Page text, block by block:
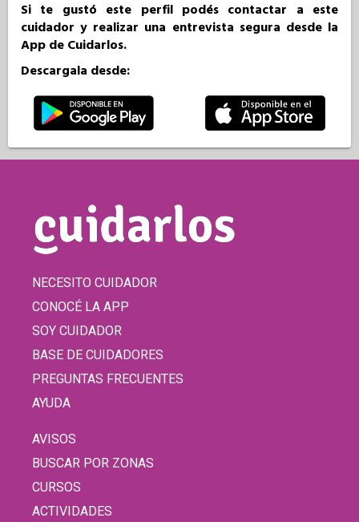
Si te gustó este perfil podés contactar a este
cuidador y realizar una entrevista segura desde la
App de Cuidarlos.
Descargala desde:
NECESITO CUIDADOR
CONOCÉ LA APP
SOY CUIDADOR
BASE DE CUIDADORES
PREGUNTAS FRECUENTES
AYUDA
AVISOS
BUSCAR POR ZONAS
CURSOS
ACTIVIDADES